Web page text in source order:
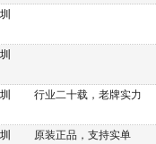
行业二十载，老牌实力
原装正品，支持实单